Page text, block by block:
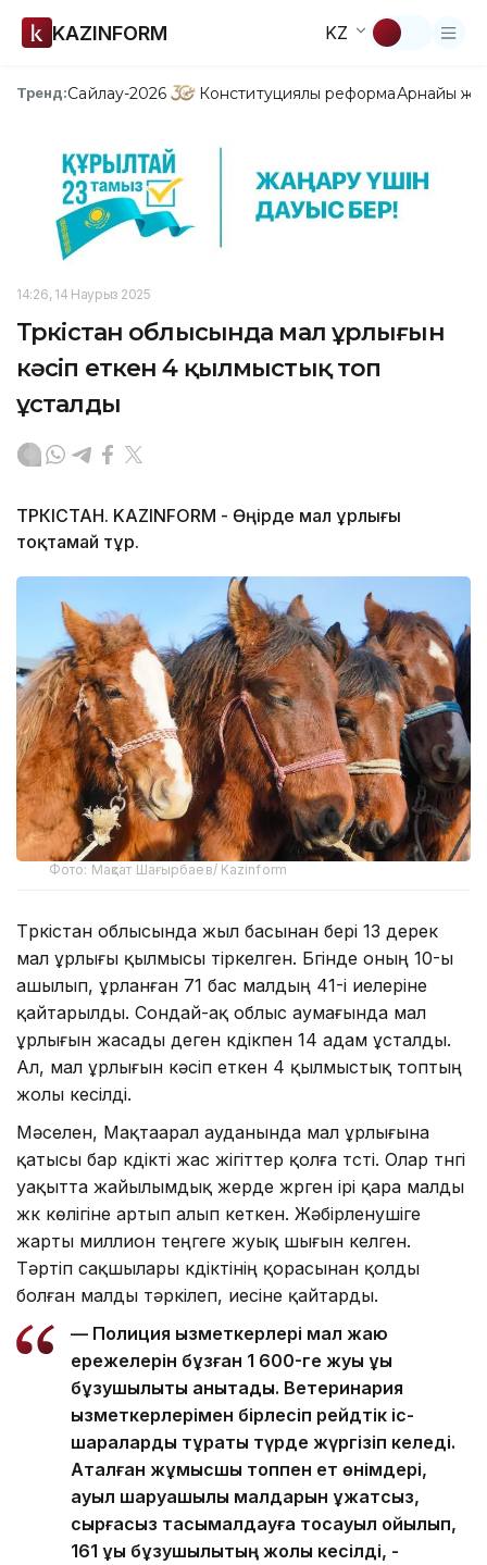
KAZINFORM KZ
Тренд:Сайлау-2026 Конституциялық реформаАрнайы
14:26, 14 Наурыз 2025
Түркістан облысында мал ұрлығын
кәсіп еткен 4 қылмыстық топ
ұсталды
ТҮРКІСТАН. KAZINFORM - Өңірде мал ұрлығы
тоқтамай тұр.
Фото: Мақсат Шағырбаев/ Kazinform
Түркістан облысында жыл басынан бері 13 дерек
мал ұрлығы қылмысы тіркелген. Бүгінде оның 10-ы
ашылып, ұрланған 71 бас малдың 41-і иелеріне
қайтарылды. Сондай-ақ облыс аумағында мал
ұрлығын жасады деген күдікпен 14 адам ұсталды.
Ал, мал ұрлығын кәсіп еткен 4 қылмыстық топтың
жолы кесілді.
Мәселен, Мақтаарал ауданында мал ұрлығына
қатысы бар күдікті жас жігіттер қолға түсті. Олар түнгі
уақытта жайылымдық жерде жүрген ірі қара малды
жүк көлігіне артып алып кеткен. Жәбірленушіге
жарты миллион теңгеге жуық шығын келген.
Тәртіп сақшылары күдіктінің қорасынан қолды
болған малды тәркілеп, иесіне қайтарды.
— Полиция қызметкерлері мал жаю
ережелерін бұзған 1 600-ге жуық құқық
бұзушылықты анықтады. Ветеринария
қызметкерлерімен бірлесіп рейдтік іс-
шараларды тұрақты түрде жүргізіп келеді.
Аталған жұмысшы топпен ет өнімдері,
ауыл шаруашылық малдарын құжатсыз,
сырғасыз тасымалдауға тосқауыл қойылып,
161 құқық бұзушылықтың жолы кесілді, -